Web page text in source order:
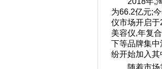
为66.2亿元;
仪市场开启
美容仪,年复
下等品牌集
纷开始加入其
随着市